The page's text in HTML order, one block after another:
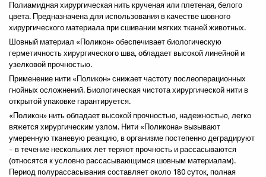
Полиамидная хирургическая нить крученая или плетеная, белого
цвета. Предназначена для использования в качестве шовного
хирургического материала при сшивании мягких тканей животных.
Шовный материал «Поликон» обеспечивает биологическую
герметичность хирургического шва, обладает высокой линейной и
узелковой прочностью.
Применение нити «Поликон» снижает частоту послеоперационных
гнойных осложнений. Биологическая чистота хирургической нити в
открытой упаковке гарантируется.
«Поликон» нить обладает высокой прочностью, надежностью, легко
вяжется хирургическим узлом. Нити «Поликона» вызывают
умеренную тканевую реакцию, в организме постепенно деградируют
– в течение нескольких лет теряют прочность и рассасываются
(относятся к условно рассасывающимся шовным материалам).
Период полурассасывания составляет около 180 суток, полная
Телефон
Тема*
Сообщение*